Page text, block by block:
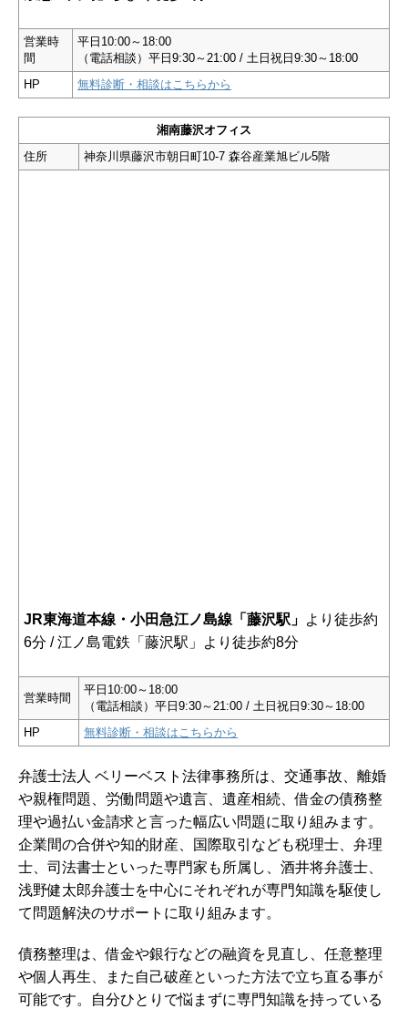
営業時
間
平日10:00～18:00
（電話相談）平日9:30～21:00 / 土日祝日9:30～18:00
HP
無料診断・相談はこちらから
湘南藤沢オフィス
住所
神奈川県藤沢市朝日町10-7 森谷産業旭ビル5階
JR東海道本線・小田急江ノ島線「藤沢駅」 より徒歩約
6分 / 江ノ島電鉄「藤沢駅」より徒歩約8分
営業時間
平日10:00～18:00
（電話相談）平日9:30～21:00 / 土日祝日9:30～18:00
HP
無料診断・相談はこちらから
弁護士法人 ベリーベスト法律事務所は、交通事故、離婚
や親権問題、労働問題や遺言、遺産相続、借金の債務整
理や過払い金請求と言った幅広い問題に取り組みます。
企業間の合併や知的財産、国際取引なども税理士、弁理
士、司法書士といった専門家も所属し、酒井将弁護士、
浅野健太郎弁護士を中心にそれぞれが専門知識を駆使し
て問題解決のサポートに取り組みます。
債務整理は、借金や銀行などの融資を見直し、任意整理
や個人再生、また自己破産といった方法で立ち直る事が
可能です。自分ひとりで悩まずに専門知識を持っている